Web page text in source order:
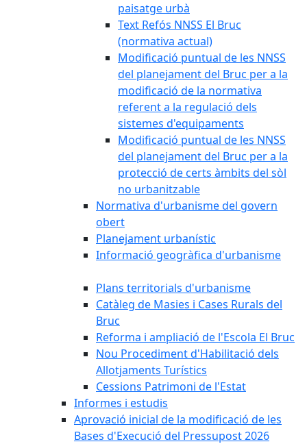
paisatge urbà
Text Refós NNSS El Bruc
(normativa actual)
Modificació puntual de les NNSS
del planejament del Bruc per a la
modificació de la normativa
referent a la regulació dels
sistemes d'equipaments
Modificació puntual de les NNSS
del planejament del Bruc per a la
protecció de certs àmbits del sòl
no urbanitzable
Normativa d'urbanisme del govern
obert
Planejament urbanístic
Informació geogràfica d'urbanisme
Plans territorials d'urbanisme
Catàleg de Masies i Cases Rurals del
Bruc
Reforma i ampliació de l'Escola El Bruc
Nou Procediment d'Habilitació dels
Allotjaments Turístics
Cessions Patrimoni de l'Estat
Informes i estudis
Aprovació inicial de la modificació de les
Bases d'Execució del Pressupost 2026